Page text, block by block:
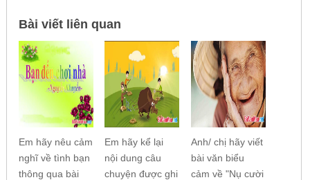
Bài viết liên quan
Em hãy nêu cảm
nghĩ về tình bạn
thông qua bài
Em hãy kể lại
nội dung câu
chuyện được ghi
Anh/ chị hãy viết
bài văn biểu
cảm về "Nụ cười